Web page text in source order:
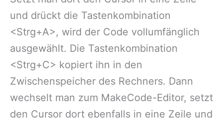
und drückt die Tastenkombination
<Strg+A>, wird der Code vollumfänglich
ausgewählt. Die Tastenkombination
<Strg+C> kopiert ihn in den
Zwischenspeicher des Rechners. Dann
wechselt man zum MakeCode-Editor, setzt
den Cursor dort ebenfalls in eine Zeile und